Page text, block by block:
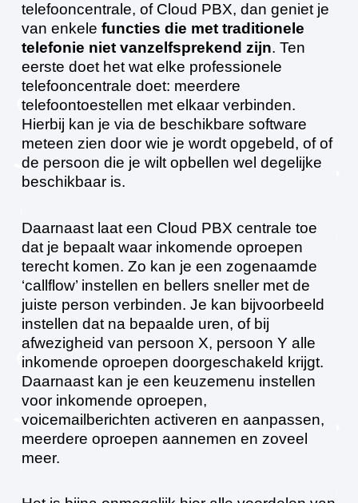
telefooncentrale, of Cloud PBX, dan geniet je
van enkele functies die met traditionele
telefonie niet vanzelfsprekend zijn. Ten
eerste doet het wat elke professionele
telefooncentrale doet: meerdere
telefoontoestellen met elkaar verbinden.
Hierbij kan je via de beschikbare software
meteen zien door wie je wordt opgebeld, of of
de persoon die je wilt opbellen wel degelijke
beschikbaar is.
Daarnaast laat een Cloud PBX centrale toe
dat je bepaalt waar inkomende oproepen
terecht komen. Zo kan je een zogenaamde
‘callflow’ instellen en bellers sneller met de
juiste person verbinden. Je kan bijvoorbeeld
instellen dat na bepaalde uren, of bij
afwezigheid van persoon X, persoon Y alle
inkomende oproepen doorgeschakeld krijgt.
Daarnaast kan je een keuzemenu instellen
voor inkomende oproepen,
voicemailberichten activeren en aanpassen,
meerdere oproepen aannemen en zoveel
meer.